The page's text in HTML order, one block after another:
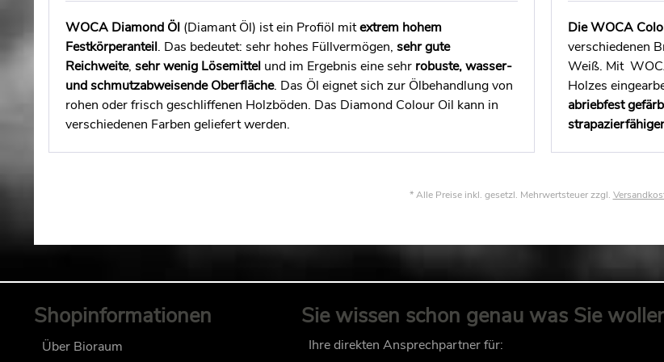
WOCA Diamond Öl (Diamant Öl) ist ein Profiöl mitextrem hohem
Festkörperanteil. Das bedeutet: sehr hohes Füllvermögen, sehrgute
Reichweite, sehrwenig Lösemittel und im Ergebnis eine sehr robuste, wasser-
und schmutzabweisende Oberfläche. Das Öl eignet sich zur Ölbehandlung von
rohen oder frisch geschliffenen Holzböden. Das Diamond Colour Oil kann in
verschiedenen Farben geliefert werden.
Die WOCA
verschiedenen
Weiß. Mit
Holzes
abriebfest
* Alle Preise inkl. gesetzl. Mehrwertsteuer zzgl.
Shopinformationen
Über Bioraum
Sie wissen schon genau was Sie
Ihre direkten Ansprechpartner für: